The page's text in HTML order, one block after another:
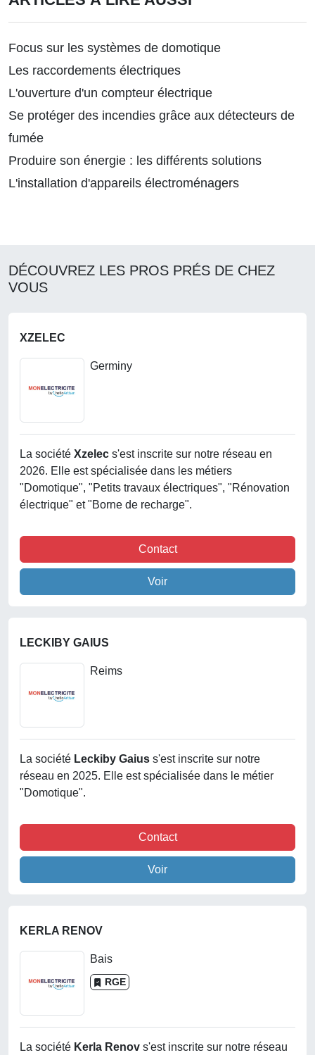
Focus sur les systèmes de domotique
Les raccordements électriques
L'ouverture d'un compteur électrique
Se protéger des incendies grâce aux détecteurs de
fumée
Produire son énergie : les différents solutions
L'installation d'appareils électroménagers
DÉCOUVREZ LES PROS PRÉS DE CHEZ
VOUS
XZELEC
Germiny
La société Xzelec s'est inscrite sur notre réseau en
2026. Elle est spécialisée dans les métiers
"Domotique", "Petits travaux électriques", "Rénovation
électrique" et "Borne de recharge".
Contact
Voir
LECKIBY GAIUS
Reims
La société Leckiby Gaius s'est inscrite sur notre
réseau en 2025. Elle est spécialisée dans le métier
"Domotique".
Contact
Voir
KERLA RENOV
Bais
RGE
La société Kerla Renov s'est inscrite sur notre réseau